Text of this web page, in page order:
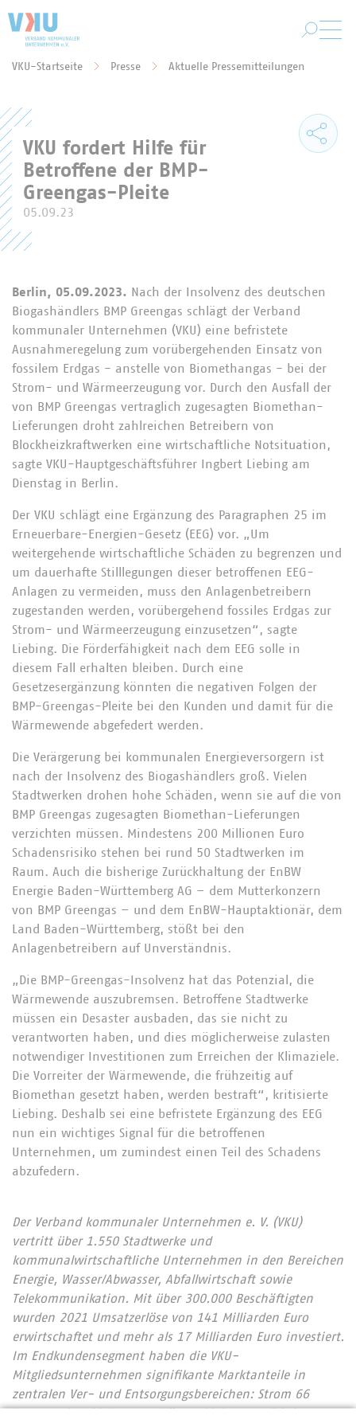
VKU-Startseite Presse Aktuelle Pressemitteilungen
VKU fordert Hilfe für
Betroffene der BMP-
Greengas-Pleite
05.09.23
Berlin, 05.09.2023. Nach der Insolvenz des deutschen
Biogashändlers BMP Greengas schlägt der Verband
kommunaler Unternehmen (VKU) eine befristete
Ausnahmeregelung zum vorübergehenden Einsatz von
fossilem Erdgas - anstelle von Biomethangas - bei der
Strom- und Wärmeerzeugung vor. Durch den Ausfall der
von BMP Greengas vertraglich zugesagten Biomethan-
Lieferungen droht zahlreichen Betreibern von
Blockheizkraftwerken eine wirtschaftliche Notsituation,
sagte VKU-Hauptgeschäftsführer Ingbert Liebing am
Dienstag in Berlin.
Der VKU schlägt eine Ergänzung des Paragraphen 25 im
Erneuerbare-Energien-Gesetz (EEG) vor. „Um
weitergehende wirtschaftliche Schäden zu begrenzen und
um dauerhafte Stilllegungen dieser betroffenen EEG-
Anlagen zu vermeiden, muss den Anlagenbetreibern
zugestanden werden, vorübergehend fossiles Erdgas zur
Strom- und Wärmeerzeugung einzusetzen“, sagte
Liebing. Die Förderfähigkeit nach dem EEG solle in
diesem Fall erhalten bleiben. Durch eine
Gesetzesergänzung könnten die negativen Folgen der
BMP-Greengas-Pleite bei den Kunden und damit für die
Wärmewende abgefedert werden.
Die Verärgerung bei kommunalen Energieversorgern ist
nach der Insolvenz des Biogashändlers groß. Vielen
Stadtwerken drohen hohe Schäden, wenn sie auf die von
BMP Greengas zugesagten Biomethan-Lieferungen
verzichten müssen. Mindestens 200 Millionen Euro
Schadensrisiko stehen bei rund 50 Stadtwerken im
Raum. Auch die bisherige Zurückhaltung der EnBW
Energie Baden-Württemberg AG – dem Mutterkonzern
von BMP Greengas – und dem EnBW-Hauptaktionär, dem
Land Baden-Württemberg, stößt bei den
Anlagenbetreibern auf Unverständnis.
„Die BMP-Greengas-Insolvenz hat das Potenzial, die
Wärmewende auszubremsen. Betroffene Stadtwerke
müssen ein Desaster ausbaden, das sie nicht zu
verantworten haben, und dies möglicherweise zulasten
notwendiger Investitionen zum Erreichen der Klimaziele.
Die Vorreiter der Wärmewende, die frühzeitig auf
Biomethan gesetzt haben, werden bestraft“, kritisierte
Liebing. Deshalb sei eine befristete Ergänzung des EEG
nun ein wichtiges Signal für die betroffenen
Unternehmen, um zumindest einen Teil des Schadens
abzufedern.
Der Verband kommunaler Unternehmen e. V. (VKU)
vertritt über 1.550 Stadtwerke und
kommunalwirtschaftliche Unternehmen in den Bereichen
Energie, Wasser/Abwasser, Abfallwirtschaft sowie
Telekommunikation. Mit über 300.000 Beschäftigten
wurden 2021 Umsatzerlöse von 141 Milliarden Euro
erwirtschaftet und mehr als 17 Milliarden Euro investiert.
Im Endkundensegment haben die VKU-
Mitgliedsunternehmen signifikante Marktanteile in
zentralen Ver- und Entsorgungsbereichen: Strom 66